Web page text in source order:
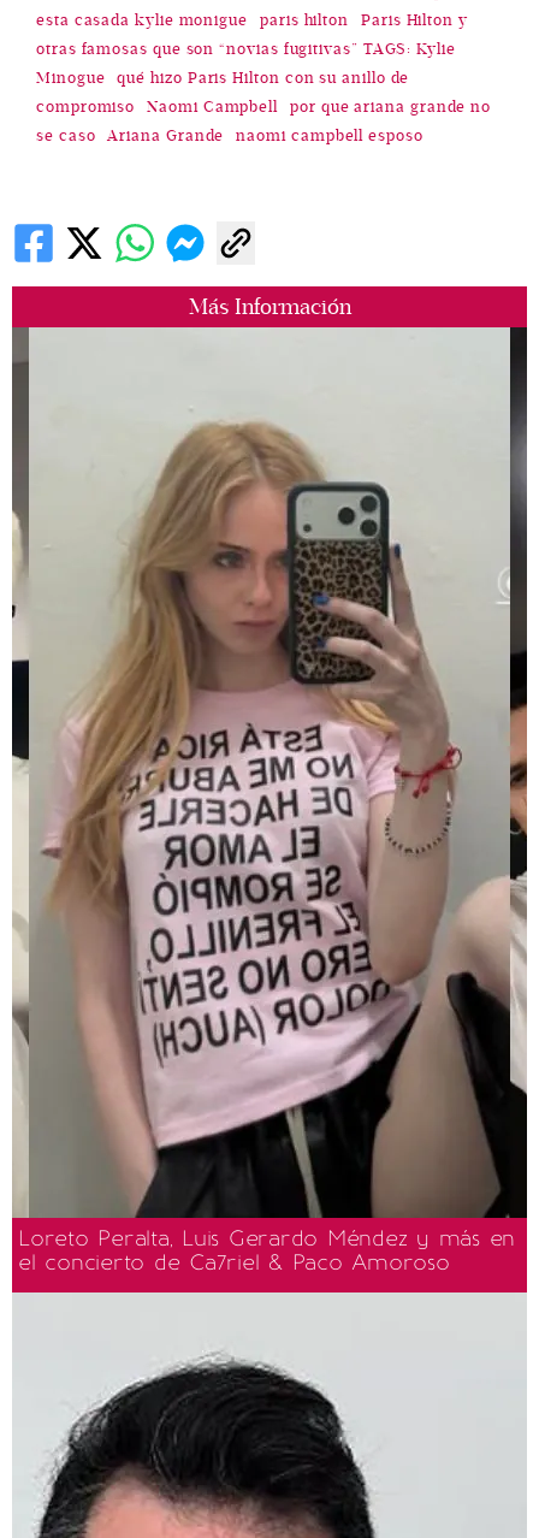
Más Información
Loreto Peralta, Luis Gerardo Méndez y más en
el concierto de Ca7riel & Paco Amoroso
esta casada kylie monigue
paris hilton
Paris Hilton y
otras famosas que son “novias fugitivas” TAGS: Kylie
Minogue
qué hizo Paris Hilton con su anillo de
compromiso
Naomi Campbell
por que ariana grande no
se caso
Ariana Grande naomi campbell esposo